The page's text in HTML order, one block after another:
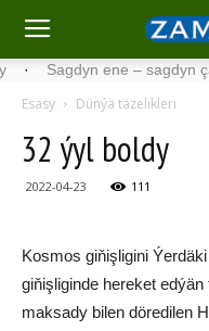
Sagdyn ene – sagdyn çaga –
Esasy Dünýä täzelikleri
32 ýyl boldy
2022-04-23 111
Kosmos giňişligini
giňişliginde hereket
maksady bilen döredilen